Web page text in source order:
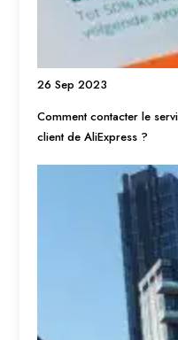
26 Sep 2023
Comment contacter le
client de AliExpress ?